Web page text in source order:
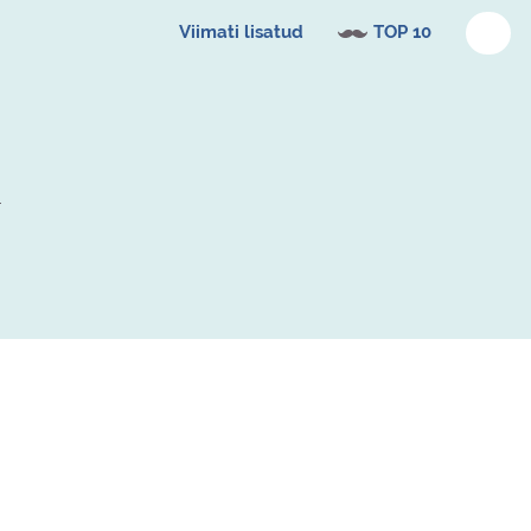
Viimati lisatud TOP 10